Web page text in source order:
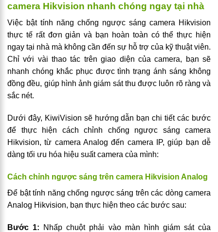
camera Hikvision nhanh chóng ngay tại nhà
Việc bật tính năng chống ngược sáng camera Hikvision
thực tế rất đơn giản và bạn hoàn toàn có thể thực hiện
ngay tại nhà mà không cần đến sự hỗ trợ của kỹ thuật viên.
Chỉ với vài thao tác trên giao diện của camera, bạn sẽ
nhanh chóng khắc phục được tình trạng ánh sáng không
đồng đều, giúp hình ảnh giám sát thu được luôn rõ ràng và
sắc nét.
Dưới đây, KiwiVision sẽ hướng dẫn bạn chi tiết các bước
để thực hiện cách chỉnh chống ngược sáng camera
Hikvision, từ camera Analog đến camera IP, giúp bạn dễ
dàng tối ưu hóa hiệu suất camera của mình:
Cách chỉnh ngược sáng trên camera Hikvision Analog
Để bật tính năng chống ngược sáng trên các dòng camera
Analog Hikvision, bạn thực hiện theo các bước sau:
Bước 1: Nhấp chuột phải vào màn hình giám sát của